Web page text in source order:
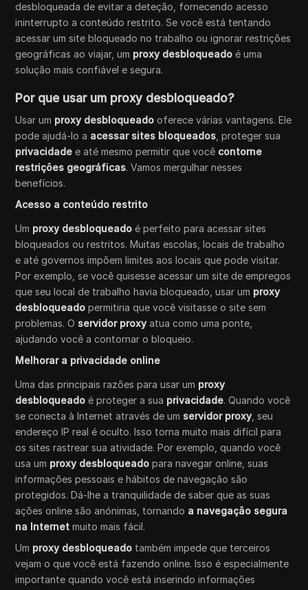
desbloqueada de evitar a deteção, fornecendo acesso
ininterrupto a conteúdo restrito. Se você está tentando
acessar um site bloqueado no trabalho ou ignorar restrições
geográficas ao viajar, um proxy desbloqueado é uma
solução mais confiável e segura.
Por que usar um proxy desbloqueado?
Usar um proxy desbloqueado oferece várias vantagens. Ele
pode ajudá-lo a acessar sites bloqueados , proteger sua
privacidade e até mesmo permitir que você contorne
restrições geográficas. Vamos mergulhar nesses
benefícios.
Acesso a conteúdo restrito
Um proxy desbloqueado é perfeito para acessar sites
bloqueados ou restritos. Muitas escolas, locais de trabalho
e até governos impõem limites aos locais que pode visitar.
Por exemplo, se você quisesse acessar um site de empregos
que seu local de trabalho havia bloqueado, usar um proxy
desbloqueado permitiria que você visitasse o site sem
problemas. O servidor proxyatua como uma ponte,
ajudando você a contornar o bloqueio.
Melhorar a privacidade online
Uma das principais razões para usar um proxy
desbloqueado é proteger a sua privacidade. Quando você
se conecta à Internet através de um servidor proxy, seu
endereço IP real é oculto. Isso torna muito mais difícil para
os sites rastrear sua atividade. Por exemplo, quando você
usa um proxy desbloqueado para navegar online, suas
informações pessoais e hábitos de navegação são
protegidos. Dá-lhe a tranquilidade de saber que as suas
ações online são anónimas, tornando a navegação segura
na Internet muito mais fácil.
Um proxy desbloqueado também impede que terceiros
vejam o que você está fazendo online. Isso é especialmente
importante quando você está inserindo informações